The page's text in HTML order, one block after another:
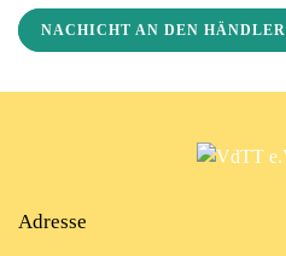
NACHICHT AN DEN HÄNDLER
Adresse